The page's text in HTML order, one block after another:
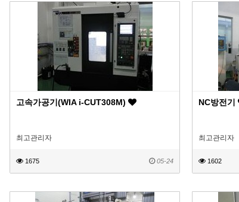
고속가공기(WIA i-CUT308M)
최고관리자
1675 05-24
NC방전기
최고관리자
1602